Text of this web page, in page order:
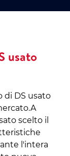
usato
di DS usato
scelto il
l'intera